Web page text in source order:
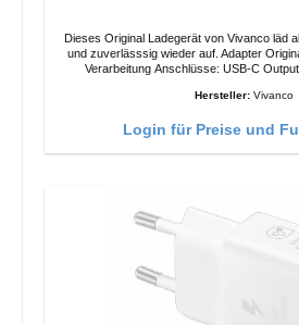
Dieses Original Ladegerät von Vivanco läd
und zuverlässsig wieder auf. Adapter Original Vivanco Hochwertige
Verarbeitung Anschlüsse: USB-C
Hersteller: Vivanco
Login für Preise und